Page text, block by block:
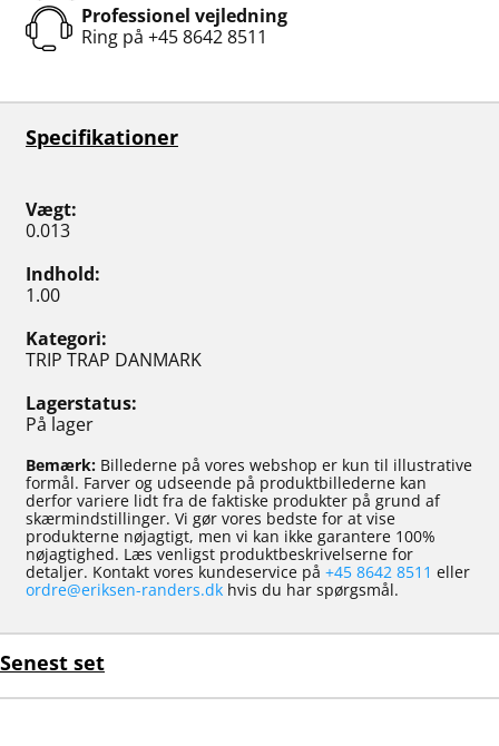
Professionel vejledning
Ring på +45 8642 8511
Specifikationer
Vægt
0.013
Indhold
1.00
Kategori
TRIP TRAP DANMARK
Lagerstatus
På lager
Bemærk: Billederne på vores webshop er kun til illustrative
formål. Farver og udseende på produktbillederne kan
derfor variere lidt fra de faktiske produkter på grund af
skærmindstillinger. Vi gør vores bedste for at vise
produkterne nøjagtigt, men vi kan ikke garantere 100%
nøjagtighed. Læs venligst produktbeskrivelserne for
detaljer. Kontakt vores kundeservice på +45 8642 8511 eller
ordre@eriksen-randers.dk hvis du har spørgsmål.
Senest set